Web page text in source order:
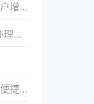
粘性
析
便利